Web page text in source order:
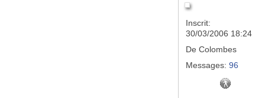
Inscrit:
30/03/2006 18:24
De Colombes
Messages: 96